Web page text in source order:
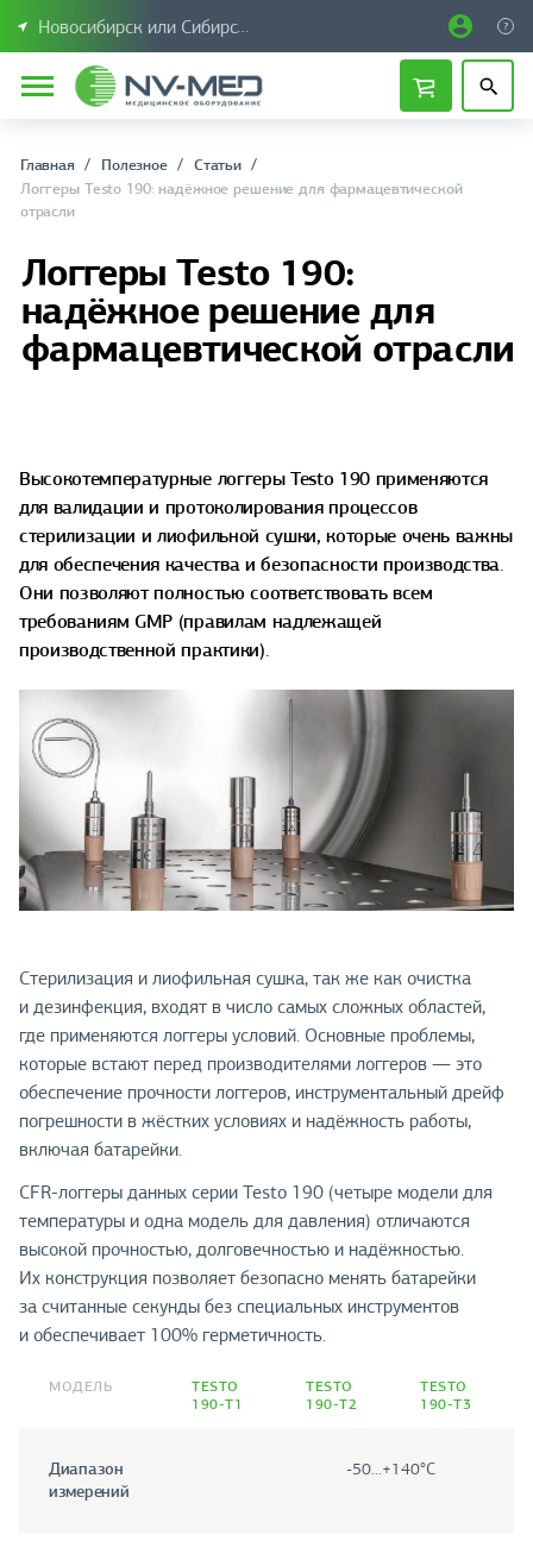
Новосибирск или Сибирский федеральный округ
Главная Полезное
Статьи
Логгеры Testo 190: надёжное решение для фармацевтической
отрасли
Логгеры Testo 190:
надёжное решение для
фармацевтической отрасли
Высокотемпературные логгеры Testo 190 применяются
для валидации и протоколирования процессов
стерилизации и лиофильной сушки, которые очень важны
для обеспечения качества и безопасности производства.
Они позволяют полностью соответствовать всем
требованиям GMP (правилам надлежащей
производственной практики).
Стерилизация и лиофильная сушка, так же как очистка
и дезинфекция, входят в число самых сложных областей,
где применяются логгеры условий. Основные проблемы,
которые встают перед производителями логгеров — это
обеспечение прочности логгеров, инструментальный дрейф
погрешности в жёстких условиях и надёжность работы,
включая батарейки.
CFR-логгеры данных серии Testo 190 (четыре модели для
температуры и одна модель для давления) отличаются
высокой прочностью, долговечностью и надёжностью.
Их конструкция позволяет безопасно менять батарейки
за считанные секунды без специальных инструментов
и обеспечивает 100% герметичность.
МОДЕЛЬ
TESTO
190-Т1
TESTO
190-Т2
TESTO
190-Т3
Диапазон
измерений
-50...+140°C